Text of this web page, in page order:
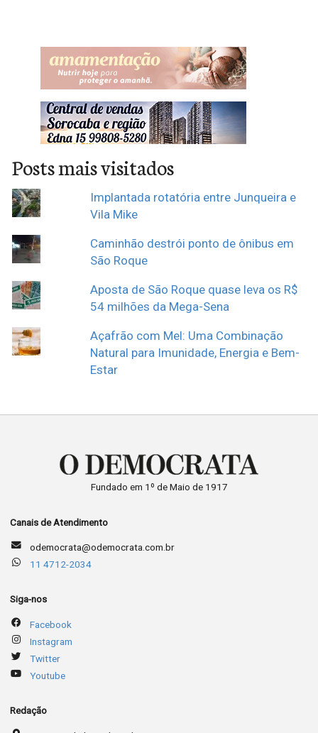
Posts mais visitados
Implantada rotatória entre Junqueira e
Vila Mike
Caminhão destrói ponto de ônibus em
São Roque
Aposta de São Roque quase leva os R$
54 milhões da Mega-Sena
Açafrão com Mel: Uma Combinação
Natural para Imunidade, Energia e Bem-
Estar
Fundado em 1º de Maio de 1917
Canais de Atendimento
odemocrata@odemocrata.com.br
11 4712-2034
Siga-nos
Facebook
Instagram
Twitter
Youtube
Redação